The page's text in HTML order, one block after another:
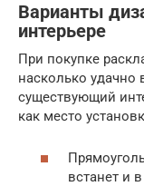
Варианты
интерьере
При покупке
насколько удачно
существующий
как место
встанет и